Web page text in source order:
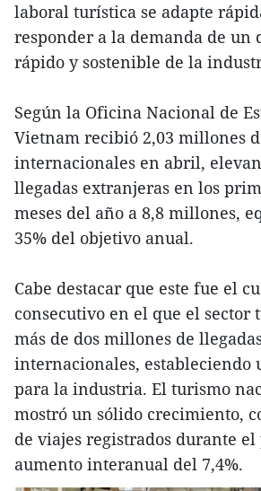
laboral turística se adapte
responder a la demanda de un
rápido y sostenible de la
Según la Oficina Nacional de
Vietnam recibió 2,03 millones
internacionales en abril,
llegadas extranjeras en los
meses del año a 8,8 millones,
35% del objetivo anual.
Cabe destacar que este fue el
consecutivo en el que el sector
más de dos millones de
internacionales, estableciendo
para la industria. El turismo
mostró un sólido crecimiento,
de viajes registrados durante
aumento interanual del 7,4%.